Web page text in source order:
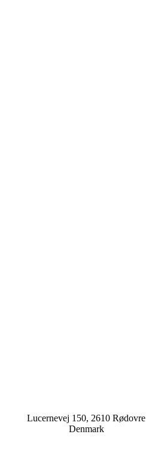
Lucernevej 150, 2610 Rødovre
Denmark